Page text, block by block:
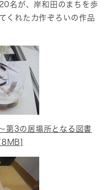
名が、岸和田のまちを歩
くれた力作ぞろいの作品
第3の居場所となる図書